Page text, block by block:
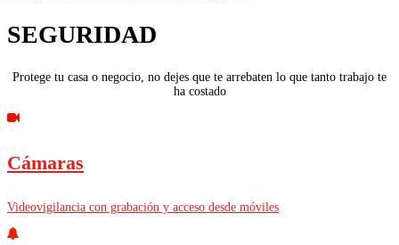
SEGURIDAD
Protege tu casa o negocio, no dejes que te arrebaten lo que tanto trabajo te
ha costado
Cámaras
Videovigilancia con grabación y acceso desde móviles